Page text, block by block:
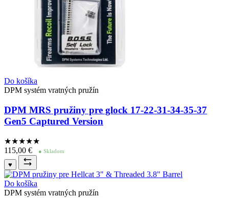
Do košíka
DPM systém vratných pružín
DPM MRS pružiny pre glock 17-22-31-34-35-37
Gen5 Captured Version
★★★★★
115,00 € ● Skladom
♥
Do košíka
DPM systém vratných pružín